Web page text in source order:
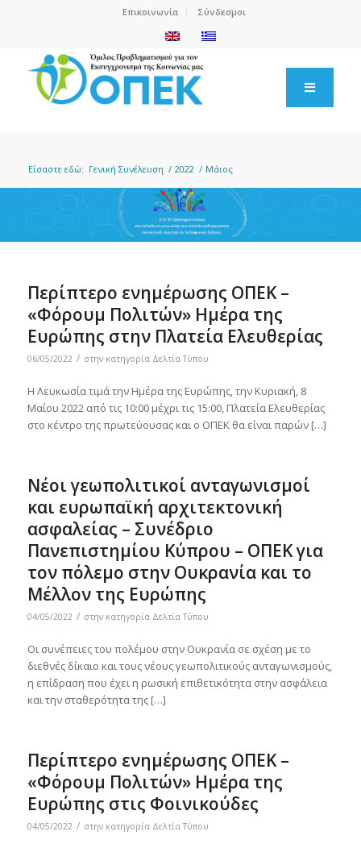
Επικοινωνία Σύνδεσμοι
Είσαστε εδώ: Γενική Συνέλευση / 2022 / Μάιος
Περίπτερο ενημέρωσης ΟΠΕΚ –
«Φόρουμ Πολιτών» Ημέρα της
Ευρώπης στην Πλατεία Ελευθερίας
06/05/2022 / στην κατηγορία Δελτία Τύπου
Η Λευκωσία τιμά την Ημέρα της Ευρώπης, την Κυριακή, 8
Μαΐου 2022 από τις 10:00 μέχρι τις 15:00, Πλατεία Ελευθερίας
στο κέντρο της πρωτεύουσας και ο ΟΠΕΚ θα είναι παρών […]
Νέοι γεωπολιτικοί ανταγωνισμοί
και ευρωπαϊκή αρχιτεκτονική
ασφαλείας – Συνέδριο
Πανεπιστημίου Κύπρου – ΟΠΕΚ για
τον πόλεμο στην Ουκρανία και το
Μέλλον της Ευρώπης
04/05/2022 / στην κατηγορία Δελτία Τύπου
Οι συνέπειες του πολέμου στην Ουκρανία σε σχέση με το
διεθνές δίκαιο και τους νέους γεωπολιτικούς ανταγωνισμούς,
η επίδραση που έχει η ρωσική επιθετικότητα στην ασφάλεια
και την σταθερότητα της […]
Περίπτερο ενημέρωσης ΟΠΕΚ –
«Φόρουμ Πολιτών» Ημέρα της
Ευρώπης στις Φοινικούδες
04/05/2022 / στην κατηγορία Δελτία Τύπου